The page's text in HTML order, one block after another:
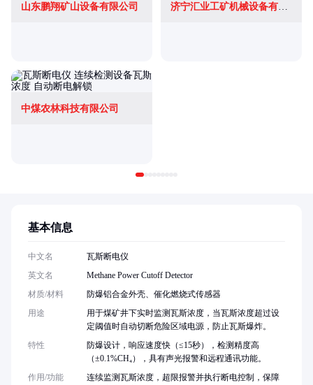
山东鹏翔矿山设备有限公司
中煤农林科技有限公司
基本信息
中文名
瓦斯断电仪
英文名
Methane Power Cutoff Detector
材质/材料
防爆铝合金外壳、催化燃烧式传感器
用途
用于煤矿井下实时监测瓦斯浓度，当瓦斯浓度超过设
定阈值时自动切断危险区域电源，防止瓦斯爆炸。
特性
防爆设计，响应速度快（≤15秒），检测精度高
（±0.1%CH₄），具有声光报警和远程通讯功能。
作用/功能
连续监测瓦斯浓度，超限报警并执行断电控制，保障